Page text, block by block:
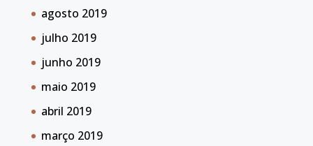
agosto 2019
julho 2019
junho 2019
maio 2019
abril 2019
março 2019